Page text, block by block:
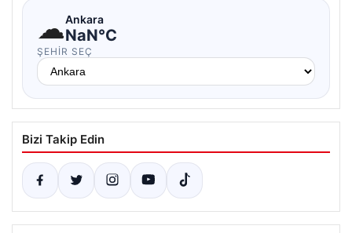
☁Ankara
NaN°C
ŞEHIR SEÇ
Bizi Takip Edin